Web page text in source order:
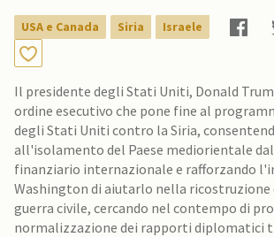
USA e Canada Siria Israele
Il presidente degli Stati Uniti, Donald
ordine esecutivo che pone fine al
degli Stati Uniti contro la Siria,
all'isolamento del Paese mediorientale
finanziario internazionale e rafforzando
Washington di aiutarlo nella ricostruzione
guerra civile, cercando nel contempo di
normalizzazione dei rapporti diplomatici